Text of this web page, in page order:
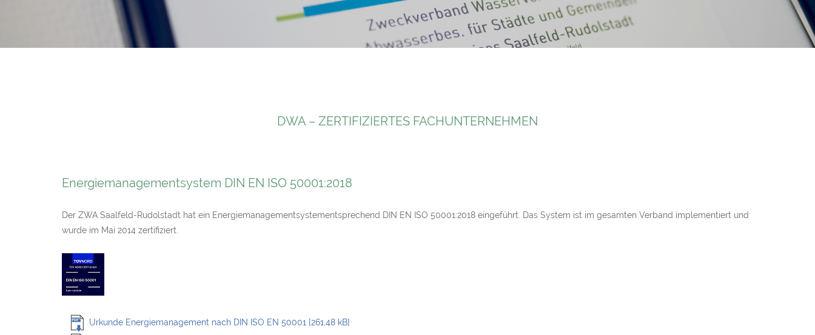
DWA – ZERTIFIZIERTES FACHUNTERNEHMEN
Energiemanagementsystem DIN EN ISO 50001:2018
Der ZWA Saalfeld-Rudolstadt hat ein Energiemanagementsystementsprechend DIN EN ISO 50001:2018 eingeführt. Das System ist im gesamten Verband implementiert und
wurde im Mai 2014 zertifiziert.
Urkunde Energiemanagement nach DIN ISO EN 50001 [261,48 kB]